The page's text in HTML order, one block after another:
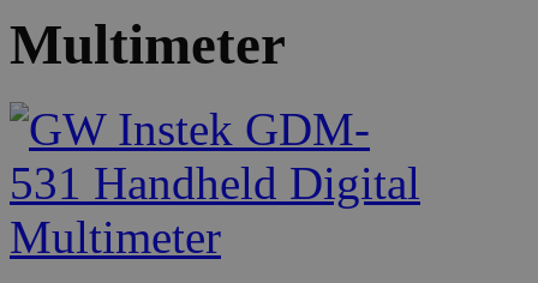
Multimeter